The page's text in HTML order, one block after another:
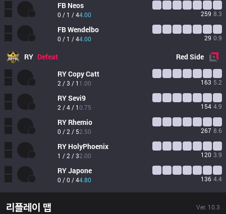
FB Neos
0 / 1 / 44.00 259 8.3
FBWendelbo
0 / 1 / 44.00 29 0.9
RY Defeat RedSide
RYCopy Catt
2 / 3 / 1 1.00 163 5.2
RYSevi9
2 / 4 / 10.75 154 4.9
RY Rhemio
0 / 2 / 52.50 267 8.6
RY HolyPhoenix
1 / 2 / 32.00 120 3.9
RYJapone
0 / 0 / 44.80 136 4.4
리플레이 맵 Ver. 10.3